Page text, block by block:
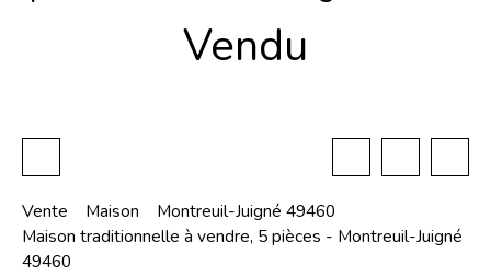
Vendu
Vente Maison
Montreuil-Juigné 49460
Maison traditionnelle à vendre, 5 pièces - Montreuil-Juigné
49460